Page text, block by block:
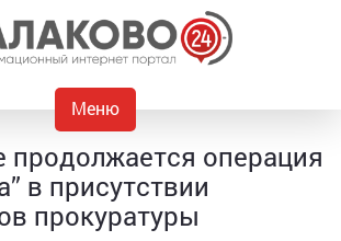
Меню
продолжается операция
в присутствии
прокуратуры